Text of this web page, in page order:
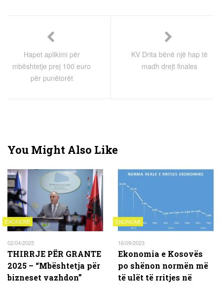
Hapet aplikimi për
mbështetje prej 100 euro
për punëtorët
KV Drita bënë një hap të
madh drejt finales
You Might Also Like
EKONOMI
02/04/2025
THIRRJE PËR GRANTE
2025 – “Mbështetja për
bizneset vazhdon”
EKONOMI
16/09/2023
Ekonomia e Kosovës
po shënon normën më
të ulët të rritjes në